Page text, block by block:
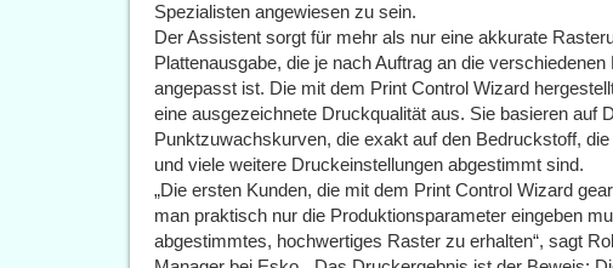
Spezialisten angewiesen zu sein.
Der Assistent sorgt für mehr als nur eine akkurate
Plattenausgabe, die je nach Auftrag an die
angepasst ist. Die mit dem Print Control Wizard
eine ausgezeichnete Druckqualität aus. Sie basieren auf
Punktzuwachskurven, die exakt auf den Bedruckstoff,
und viele weitere Druckeinstellungen abgestimmt sind.
„Die ersten Kunden, die mit dem Print Control Wizard
man praktisch nur die Produktionsparameter eingeben
abgestimmtes, hochwertiges Raster zu erhalten“, sagt